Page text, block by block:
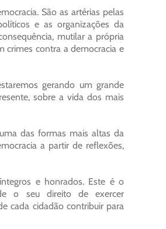
São as artérias pelas
e as organizações da
mutilar a própria
crimes contra a democracia e
gerando um grande
sobre a vida dos mais
das formas mais altas da
a partir de reflexões,
e honrados. Este é o
o seu direito de exercer
cada cidadão contribuir para